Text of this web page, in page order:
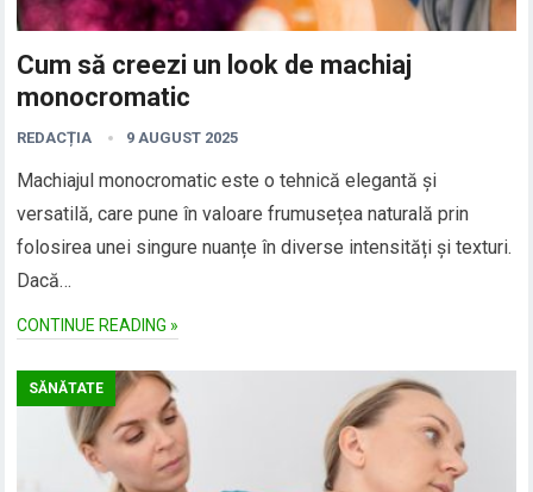
Cum să creezi un look de machiaj
monocromatic
REDACȚIA 9 AUGUST 2025
Machiajul monocromatic este o tehnică elegantă și
versatilă, care pune în valoare frumusețea naturală prin
folosirea unei singure nuanțe în diverse intensități și texturi.
Dacă…
CONTINUE READING »
SĂNĂTATE